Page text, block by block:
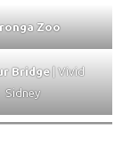
Zoo
Bridge| Vivid
Sidney